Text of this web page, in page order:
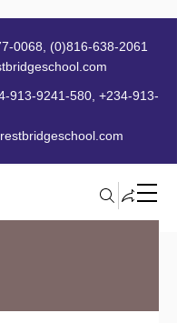
MENU
0068
(0)816-638-2061
913-9241-580 +234-913-